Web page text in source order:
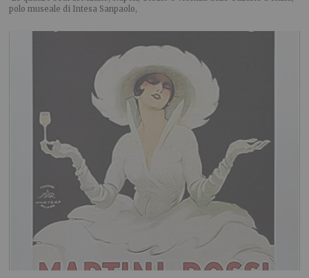
polo museale di Intesa Sanpaolo,